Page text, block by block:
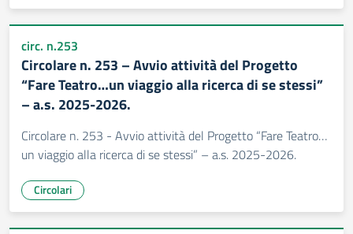
circ. n.253
Circolare n. 253 – Avvio attività del Progetto
“Fare Teatro…un viaggio alla ricerca di se stessi”
– a.s. 2025-2026.
Circolare n. 253 - Avvio attività del Progetto “Fare Teatro…
un viaggio alla ricerca di se stessi” – a.s. 2025-2026.
Circolari